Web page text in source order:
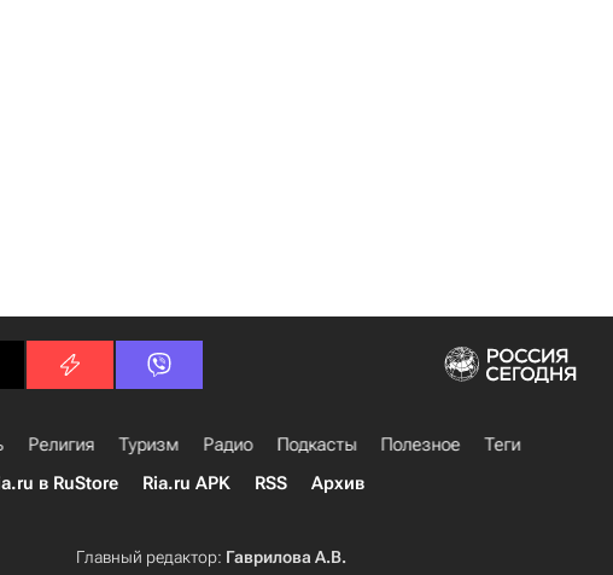
Религия Туризм Радио Подкасты Полезное
Теги
в RuStore Ria.ru APK RSS Архив
Главный редактор: Гаврилова А.В.